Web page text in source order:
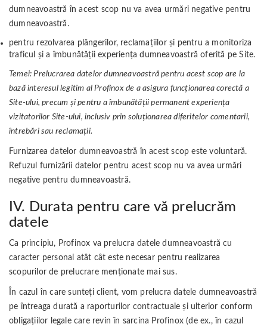
dumneavoastră în acest scop nu va avea urmări negative pentru
dumneavoastră.
pentru rezolvarea plângerilor, reclamaţiilor şi pentru a monitoriza
traficul și a îmbunătăţii experiența dumneavoastră oferită pe Site.
Temei: Prelucrarea datelor dumneavoastră pentru acest scop are la
bază interesul legitim al Profinox de a asigura funcționarea corectă a
Site-ului, precum și pentru a îmbunătății permanent experiența
vizitatorilor Site-ului, inclusiv prin soluționarea diferitelor comentarii,
întrebări sau reclamații.
Furnizarea datelor dumneavoastră în acest scop este voluntară.
Refuzul furnizării datelor pentru acest scop nu va avea urmări
negative pentru dumneavoastră.
IV. Durata pentru care vă prelucrăm
datele
Ca principiu, Profinox va prelucra datele dumneavoastră cu
caracter personal atât cât este necesar pentru realizarea
scopurilor de prelucrare menționate mai sus.
În cazul în care sunteți client, vom prelucra datele dumneavoastră
pe întreaga durată a raporturilor contractuale și ulterior conform
obligaţiilor legale care revin în sarcina Profinox (de ex., în cazul